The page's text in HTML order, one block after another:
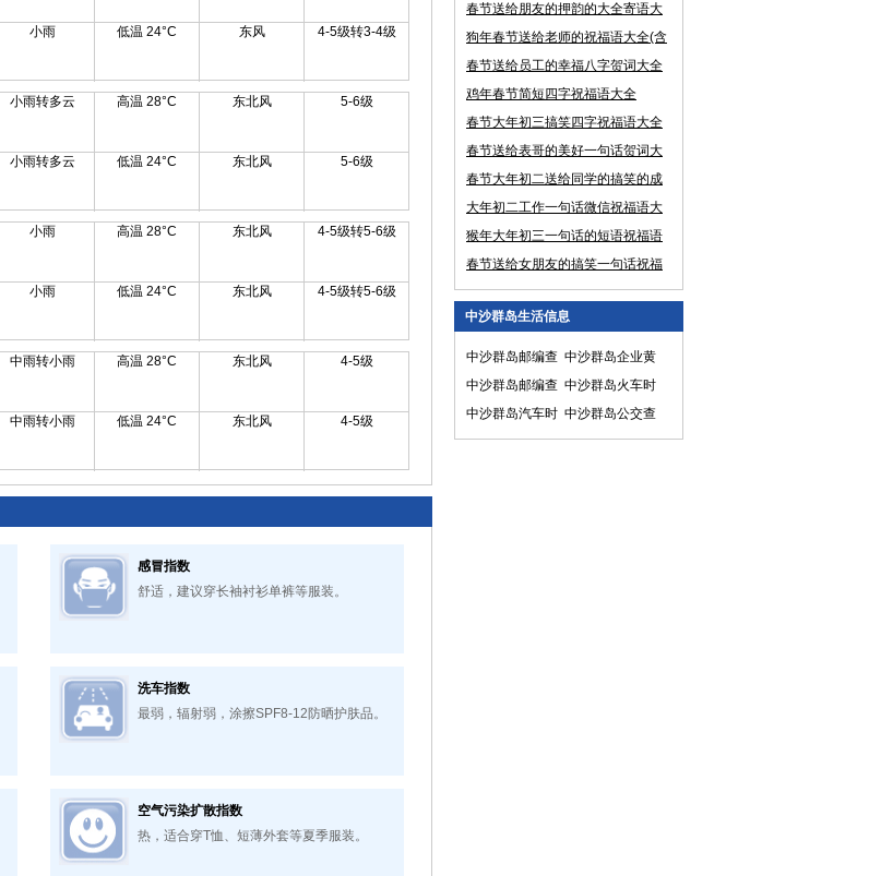
小雨 低温 24°C 东风 4-5级转3-4级
小雨转多云 高温 28°C 东北风 5-6级
小雨转多云 低温 24°C 东北风 5-6级
小雨 高温 28°C 东北风 4-5级转5-6级
小雨 低温 24°C 东北风 4-5级转5-6级
中雨转小雨 高温 28°C 东北风 4-5级
中雨转小雨 低温 24°C 东北风 4-5级
感冒指数
舒适，建议穿长袖衬衫单裤等服装。
洗车指数
最弱，辐射弱，涂擦SPF8-12防晒护肤品。
空气污染扩散指数
热，适合穿T恤、短薄外套等夏季服装。
春节送给朋友的押韵的大全寄语大
全
狗年春节送给老师的祝福语大全(含
贺词、寄语等)
春节送给员工的幸福八字贺词大全
鸡年春节简短四字祝福语大全
春节大年初三搞笑四字祝福语大全
春节送给表哥的美好一句话贺词大
全
春节大年初二送给同学的搞笑的成
语祝福语大全
大年初二工作一句话微信祝福语大
全(含贺词、寄语等)
猴年大年初三一句话的短语祝福语
大全(含贺词、寄语等)
春节送给女朋友的搞笑一句话祝福
语大全
中沙群岛生活信息
中沙群岛邮编查
询
中沙群岛企业黄
页
中沙群岛邮编查
询
中沙群岛火车时
刻表
中沙群岛汽车时
刻表
中沙群岛公交查
询